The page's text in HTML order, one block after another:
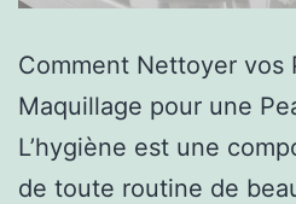
Comment Nettoyer vos
Maquillage pour une
L’hygiène est une
de toute routine de